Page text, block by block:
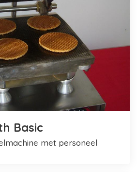
Basic
met personeel